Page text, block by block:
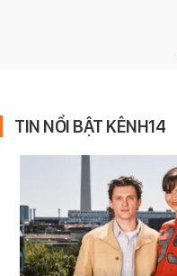
TIN NỔI BẬT KÊNH14